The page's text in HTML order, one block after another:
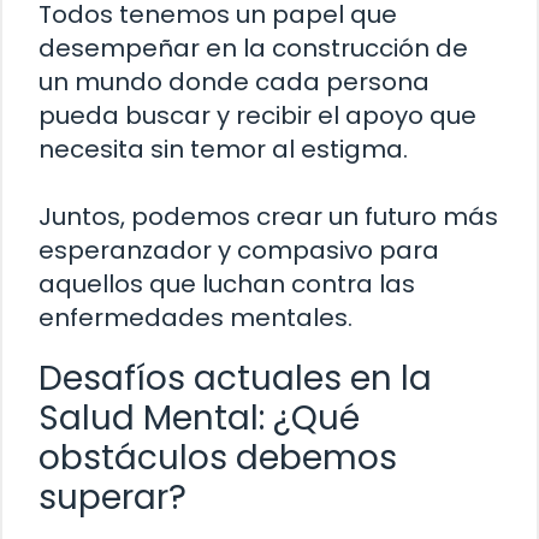
Todos tenemos un papel que
desempeñar en la construcción de
un mundo donde cada persona
pueda buscar y recibir el apoyo que
necesita sin temor al estigma.
Juntos, podemos crear un futuro más
esperanzador y compasivo para
aquellos que luchan contra las
enfermedades mentales.
Desafíos actuales en la
Salud Mental: ¿Qué
obstáculos debemos
superar?